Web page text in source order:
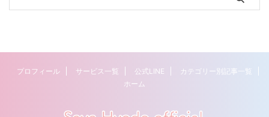
プロフィール サービス一覧 公式LINE
カテゴリー別記事一覧
ホーム